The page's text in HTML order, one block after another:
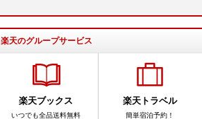
楽天のグループサービス
楽天ブックス
いつでも全品送料無料
楽天トラベル
簡単宿泊予約！